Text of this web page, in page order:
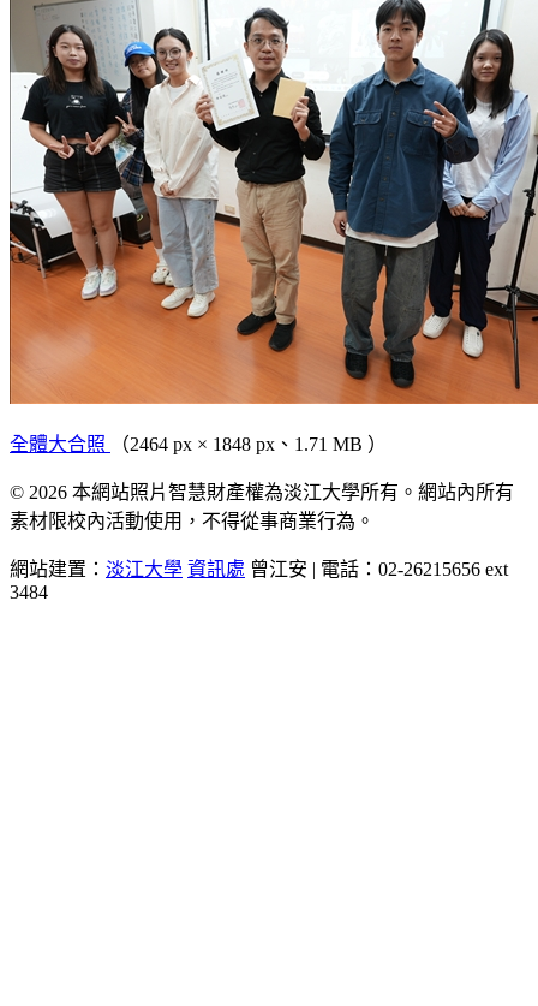
全體大合照 （2464 px × 1848 px、1.71 MB ）
© 2026 本網站照片智慧財產權為淡江大學所有。網站內所有
素材限校內活動使用，不得從事商業行為。
網站建置： 淡江大學 資訊處 曾江安 | 電話：02-26215656 ext
3484